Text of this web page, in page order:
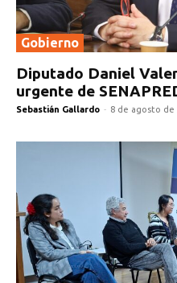
Gobierno
Diputado Daniel
urgente de
Sebastián Gallardo - 8 de agosto de